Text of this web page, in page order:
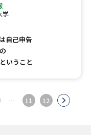
学
自己申告
いうこと
… 11 12